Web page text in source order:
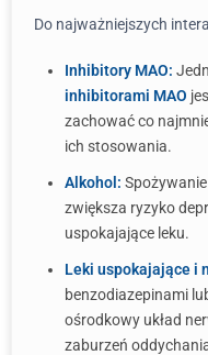
Do najważniejszych
Inhibitory MAO:
inhibitorami MAO
zachować co
ich stosowania.
Alkohol: Spożywanie
zwiększa ryzyko
uspokajające leku.
Leki uspokajające i
benzodiazepinami
ośrodkowy układ
zaburzeń